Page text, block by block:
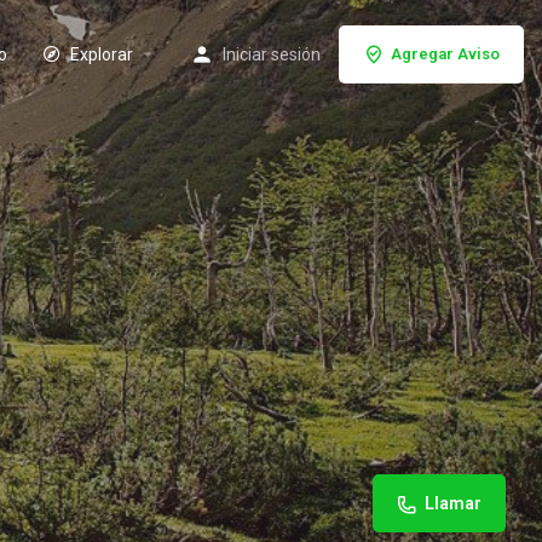
Explorar Iniciar sesión Agregar Aviso
Llamar